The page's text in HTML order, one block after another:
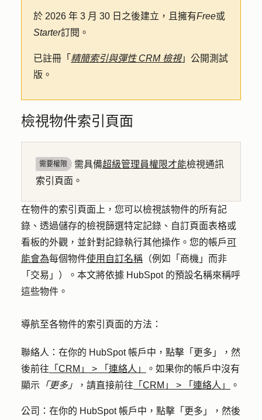
於 2026 年 3 月 30 日之後建立，且擁有Free或
Starter訂閱。
已註冊「 精簡索引與彈性 CRM 檢視」公開測試
版。
檢視物件索引頁面
需要權限 需具備超級管理員權限才能檢視通訊
索引頁面。
在物件的索引頁面上，您可以檢視該物件的所有記
錄、透過儲存的檢視篩選特定記錄、自訂頁面表格或
看板的外觀，並針對記錄執行其他操作。您的帳戶可
能會為每個物件使用自訂名稱 （例如「商機」而非
「交易」）。本文將依據 HubSpot 的預設名稱來稱呼
這些物件。
導航至各物件的索引頁面的方法：
聯絡人 ：在你的 HubSpot 帳戶中，點擊 「更多」
，然
後前往 「CRM」 > 「連絡人」
。如果你的帳戶中沒有
顯示 「更多」 ，請直接前往 「CRM」 > 「連絡人」 。
公司 ：在你的 HubSpot 帳戶中，點擊 「更多」
，然後